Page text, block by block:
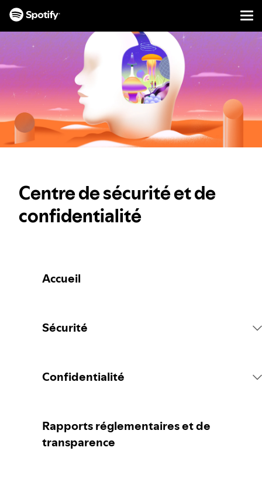
AU
CONTENU
Centre de sécurité et de
confidentialité
Accueil
Sécurité
Signaler du contenu
Confidentialité
Rapports réglementaires et de
transparence